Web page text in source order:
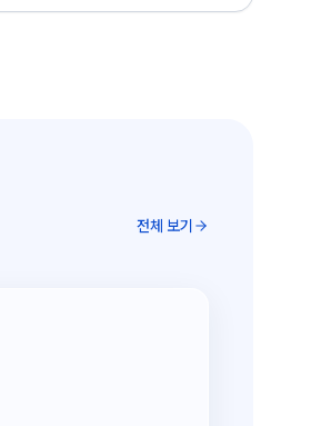
전체 보기